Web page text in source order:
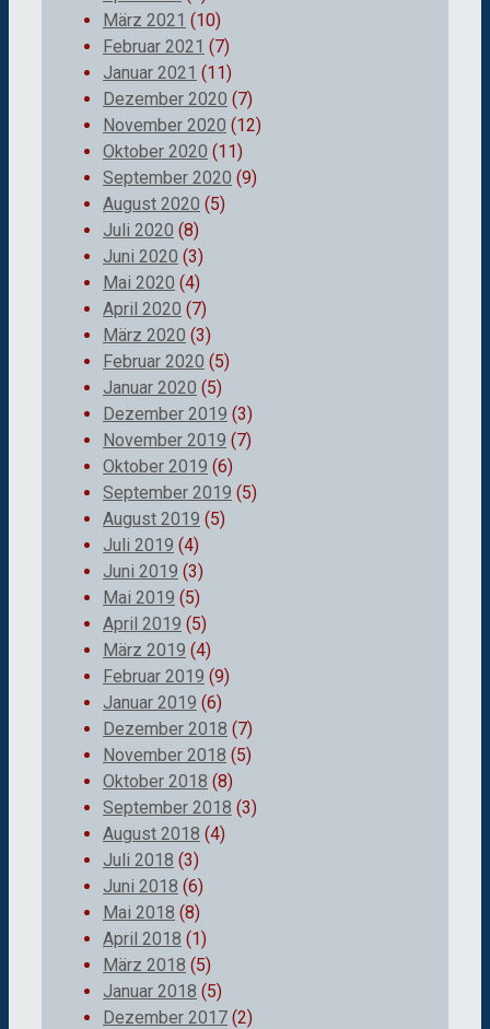
März 2021 (10)
Februar 2021 (7)
Januar 2021 (11)
Dezember 2020 (7)
November 2020 (12)
Oktober 2020 (11)
September 2020 (9)
August 2020 (5)
Juli 2020 (8)
Juni 2020 (3)
Mai 2020 (4)
April 2020 (7)
März 2020 (3)
Februar 2020 (5)
Januar 2020 (5)
Dezember 2019 (3)
November 2019 (7)
Oktober 2019 (6)
September 2019 (5)
August 2019 (5)
Juli 2019 (4)
Juni 2019 (3)
Mai 2019 (5)
April 2019 (5)
März 2019 (4)
Februar 2019 (9)
Januar 2019 (6)
Dezember 2018 (7)
November 2018 (5)
Oktober 2018 (8)
September 2018 (3)
August 2018 (4)
Juli 2018 (3)
Juni 2018 (6)
Mai 2018 (8)
April 2018 (1)
März 2018 (5)
Januar 2018 (5)
Dezember 2017 (2)